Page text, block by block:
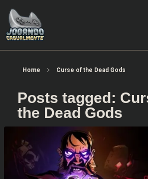
Home Curse of the Dead Gods
Posts tagged:
the Dead Gods